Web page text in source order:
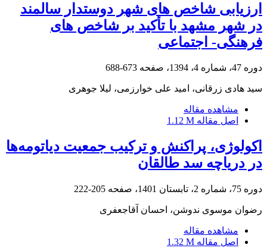
ارزیابی شاخص های شهر دوستدار سالمند
در شهر مشهد با تأکید بر شاخص های
فرهنگی- اجتماعی
دوره 47، شماره 4، 1394، صفحه 673-688
سید هادی زرقانی، امید علی خوارزمی، لیلا جوهری
مشاهده مقاله
اصل مقاله 1.12 M
اکولوژی، پراکنش و ترکیب جمعیت دیاتومه‌ها
در دریاچه سد طالقان
دوره 75، شماره 2، تابستان 1401، صفحه 205-222
رضوان موسوی ندوشن، احسان آقاجعفری
مشاهده مقاله
اصل مقاله 1.32 M